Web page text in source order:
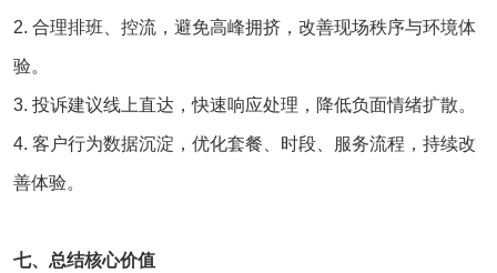
2. 合理排班、控流，避免高峰拥挤，改善现场秩序与环境体
验。
3. 投诉建议线上直达，快速响应处理，降低负面情绪扩散。
4. 客户行为数据沉淀，优化套餐、时段、服务流程，持续改
善体验。
七、总结核心价值